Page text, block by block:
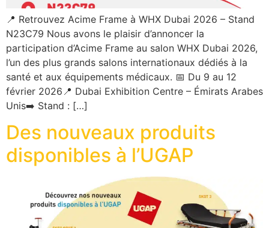
📍 Retrouvez Acime Frame à WHX Dubai 2026 – Stand
N23C79 Nous avons le plaisir d’annoncer la
participation d’Acime Frame au salon WHX Dubai 2026,
l’un des plus grands salons internationaux dédiés à la
santé et aux équipements médicaux. 📅 Du 9 au 12
février 2026📍 Dubai Exhibition Centre – Émirats Arabes
Unis➡️ Stand : […]
Des nouveaux produits
disponibles à l’UGAP